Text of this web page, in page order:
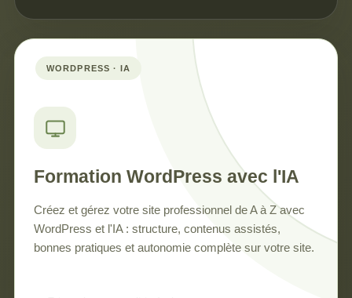
WORDPRESS · IA
Formation WordPress avec l'IA
Créez et gérez votre site professionnel de A à Z avec
WordPress et l'IA : structure, contenus assistés,
bonnes pratiques et autonomie complète sur votre site.